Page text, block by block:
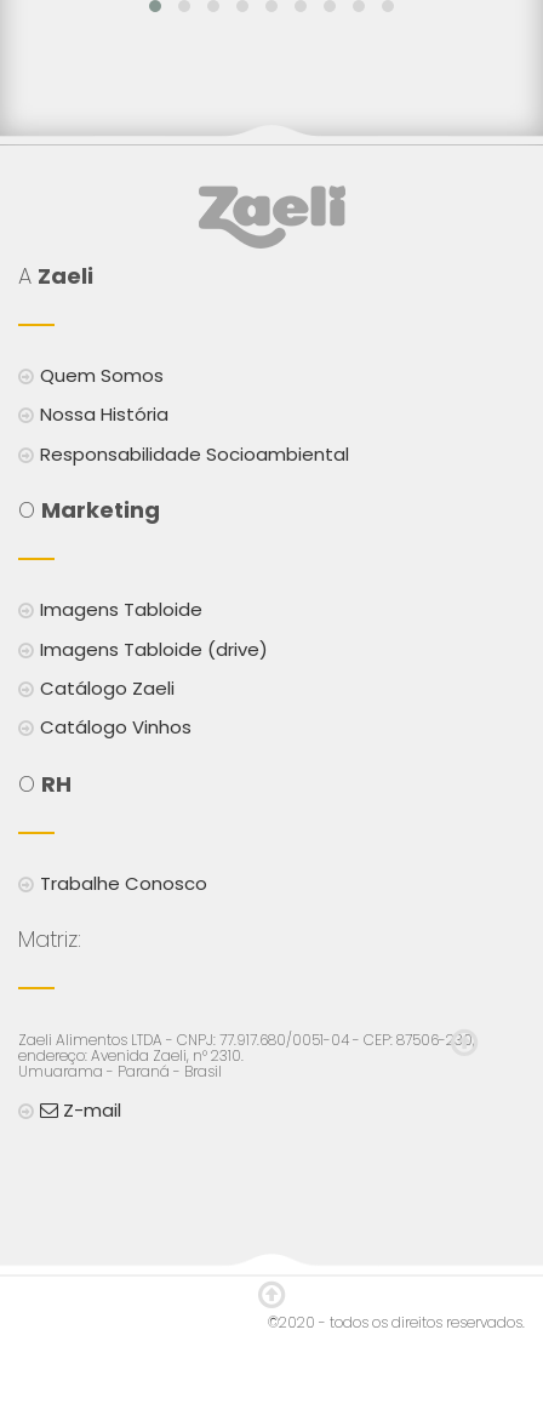
A Zaeli
Quem Somos
Nossa História
Responsabilidade Socioambiental
O Marketing
Imagens Tabloide
Imagens Tabloide (drive)
Catálogo Zaeli
Catálogo Vinhos
O RH
Trabalhe Conosco
Matriz:
Zaeli Alimentos LTDA - CNPJ: 77.917.680/0051-04 - CEP: 87506-230,
endereço: Avenida Zaeli, n° 2310.
Umuarama - Paraná - Brasil
Z-mail
©2020 - todos os direitos reservados.